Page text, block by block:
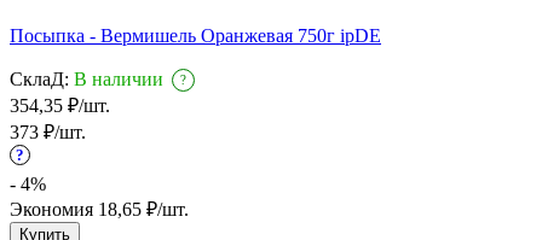
Посыпка - Вермишель Оранжевая 750г ipDE
СклаД: В наличии ?
354,35 ₽/шт.
373 ₽/шт.
?
- 4%
Экономия 18,65 ₽/шт.
Купить